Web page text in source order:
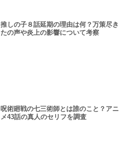
推しの子８話延期の理由は何？万策尽き
たの声や炎上の影響について考察
呪術廻戦の七三術師とは誰のこと？アニ
メ43話の真人のセリフを調査